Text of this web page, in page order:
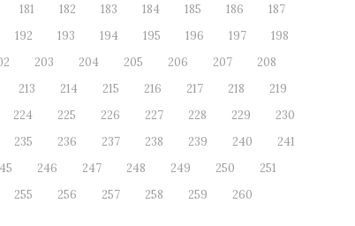
181 182 183 184 185 186
187
192 193 194 195 196 197
198
203 204 205 206 207
208
213 214 215 216 217 218
219
224 225 226 227 228 229
230
235 236 237 238 239 240
241
246 247 248 249 250
251
255 256 257 258 259 260